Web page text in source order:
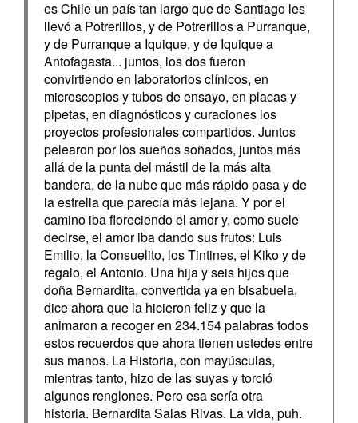
es Chile un país tan largo que de Santiago les
llevó a Potrerillos, y de Potrerillos a Purranque,
y de Purranque a Iquique, y de Iquique a
Antofagasta... juntos, los dos fueron
convirtiendo en laboratorios clínicos, en
microscopios y tubos de ensayo, en placas y
pipetas, en diagnósticos y curaciones los
proyectos profesionales compartidos. Juntos
pelearon por los sueños soñados, juntos más
allá de la punta del mástil de la más alta
bandera, de la nube que más rápido pasa y de
la estrella que parecía más lejana. Y por el
camino iba floreciendo el amor y, como suele
decirse, el amor iba dando sus frutos: Luis
Emilio, la Consuelito, los Tintines, el Kiko y de
regalo, el Antonio. Una hija y seis hijos que
doña Bernardita, convertida ya en bisabuela,
dice ahora que la hicieron feliz y que la
animaron a recoger en 234.154 palabras todos
estos recuerdos que ahora tienen ustedes entre
sus manos. La Historia, con mayúsculas,
mientras tanto, hizo de las suyas y torció
algunos renglones. Pero esa sería otra
historia. Bernardita Salas Rivas. La vida, puh.